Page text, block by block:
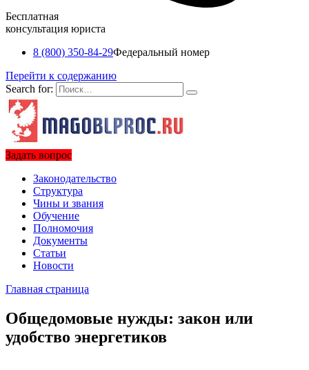
Бесплатная
консультация юриста
8 (800) 350-84-29Федеральный номер
Перейти к содержанию
Search for:
Задать вопрос
Законодательство
Структура
Чины и звания
Обучение
Полномочия
Документы
Статьи
Новости
Главная страница
Общедомовые нужды: закон или
удобство энергетиков